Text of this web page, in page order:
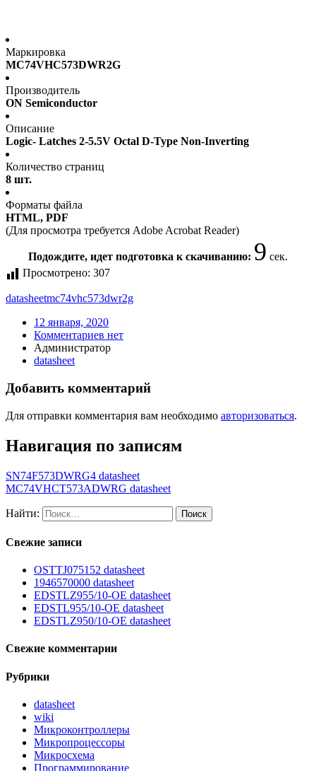
Маркировка
MC74VHC573DWR2G
Производитель
ON Semiconductor
Описание
Logic- Latches 2-5.5V Octal D-Type Non-Inverting
Количество страниц
8 шт.
Форматы файла
HTML, PDF
(Для просмотра требуется Adobe Acrobat Reader)
Подождите, идет подготовка к скачиванию: 9 сек.
Просмотрено: 307
datasheetmc74vhc573dwr2g
12 января, 2020
Комментариев нет
Администратор
datasheet
Добавить комментарий
Для отправки комментария вам необходимо авторизоваться.
Навигация по записям
SN74F573DWRG4 datasheet
MC74VHCT573ADWRG datasheet
Найти:
Свежие записи
OSTTJ075152 datasheet
1946570000 datasheet
EDSTLZ955/10-OE datasheet
EDSTL955/10-OE datasheet
EDSTLZ950/10-OE datasheet
Свежие комментарии
Рубрики
datasheet
wiki
Микроконтроллеры
Микропроцессоры
Микросхема
Программирование